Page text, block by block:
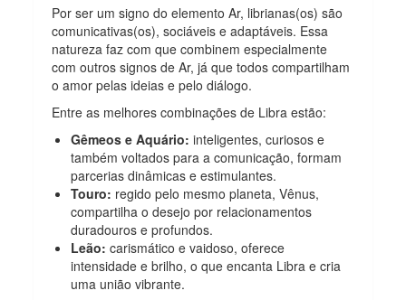
Por ser um signo do elemento Ar, librianas(os) são
comunicativas(os), sociáveis e adaptáveis. Essa
natureza faz com que combinem especialmente
com outros signos de Ar, já que todos compartilham
o amor pelas ideias e pelo diálogo.
Entre as melhores combinações de Libra estão:
Gêmeos e Aquário: inteligentes, curiosos e
também voltados para a comunicação, formam
parcerias dinâmicas e estimulantes.
Touro: regido pelo mesmo planeta, Vênus,
compartilha o desejo por relacionamentos
duradouros e profundos.
Leão: carismático e vaidoso, oferece
intensidade e brilho, o que encanta Libra e cria
uma união vibrante.